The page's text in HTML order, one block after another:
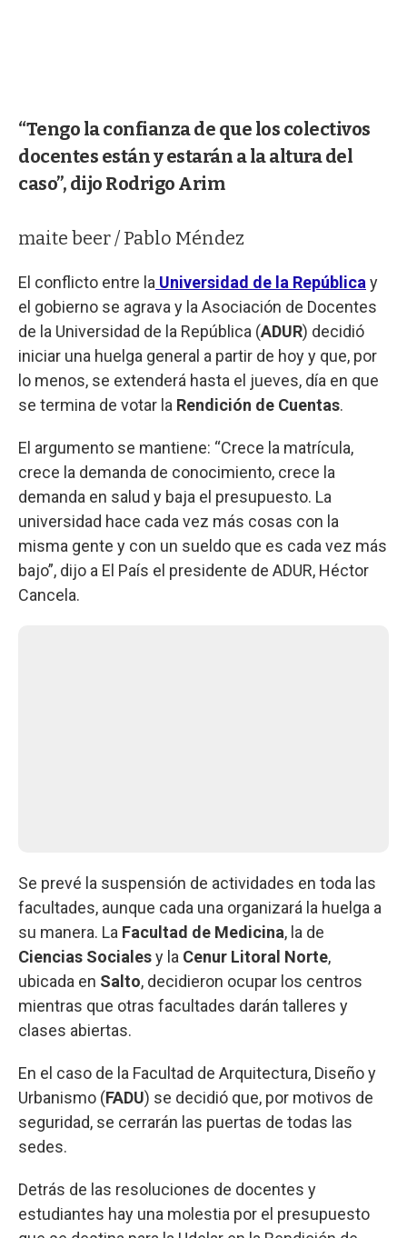
“Tengo la confianza de que los colectivos
docentes están y estarán a la altura del
caso”, dijo Rodrigo Arim
maite beer / Pablo Méndez
El conflicto entre la Universidad de la República y
el gobierno se agrava y la Asociación de Docentes
de la Universidad de la República (ADUR) decidió
iniciar una huelga general a partir de hoy y que, por
lo menos, se extenderá hasta el jueves, día en que
se termina de votar la Rendición de Cuentas.
El argumento se mantiene: “Crece la matrícula,
crece la demanda de conocimiento, crece la
demanda en salud y baja el presupuesto. La
universidad hace cada vez más cosas con la
misma gente y con un sueldo que es cada vez más
bajo”, dijo a El País el presidente de ADUR, Héctor
Cancela.
Se prevé la suspensión de actividades en toda las
facultades, aunque cada una organizará la huelga a
su manera. La Facultad de Medicina, la de
Ciencias Socialesy la Cenur Litoral Norte,
ubicada en Salto, decidieron ocupar los centros
mientras que otras facultades darán talleres y
clases abiertas.
En el caso de la Facultad de Arquitectura, Diseño y
Urbanismo (FADU) se decidió que, por motivos de
seguridad, se cerrarán las puertas de todas las
sedes.
Detrás de las resoluciones de docentes y
estudiantes hay una molestia por el presupuesto